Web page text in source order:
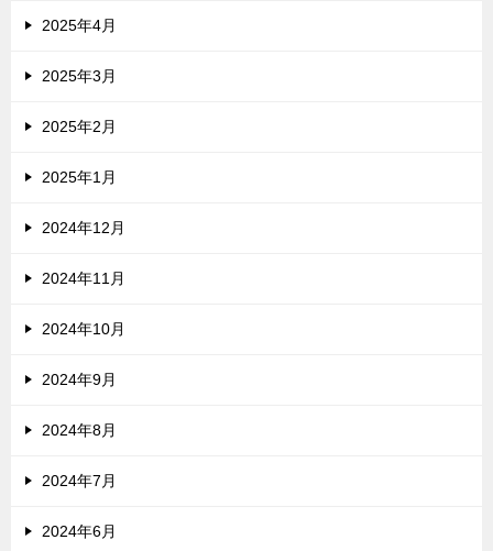
2025年4月
2025年3月
2025年2月
2025年1月
2024年12月
2024年11月
2024年10月
2024年9月
2024年8月
2024年7月
2024年6月